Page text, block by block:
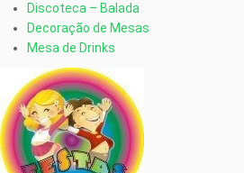
Discoteca – Balada
Decoração de Mesas
Mesa de Drinks